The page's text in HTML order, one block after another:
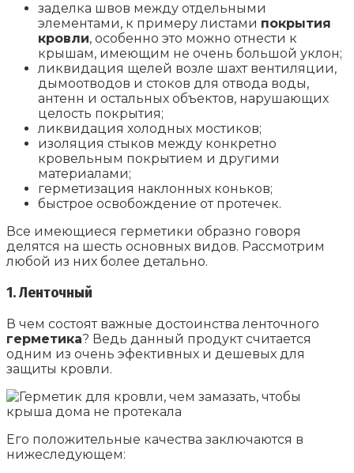
заделка швов между отдельными
элементами, к примеру листами покрытия
кровли, особенно это можно отнести к
крышам, имеющим не очень большой уклон;
ликвидация щелей возле шахт вентиляции,
дымоотводов и стоков для отвода воды,
антенн и остальных объектов, нарушающих
целость покрытия;
ликвидация холодных мостиков;
изоляция стыков между конкретно
кровельным покрытием и другими
материалами;
герметизация наклонных коньков;
быстрое освобождение от протечек.
Все имеющиеся герметики образно говоря
делятся на шесть основных видов. Рассмотрим
любой из них более детально.
1. Ленточный
В чем состоят важные достоинства ленточного
герметика? Ведь данный продукт считается
одним из очень эфективных и дешевых для
защиты кровли.
Его положительные качества заключаются в
нижеследующем: